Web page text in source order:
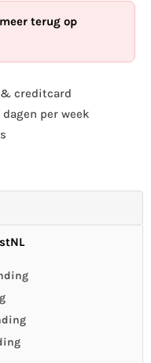
terug op
& creditcard
per week